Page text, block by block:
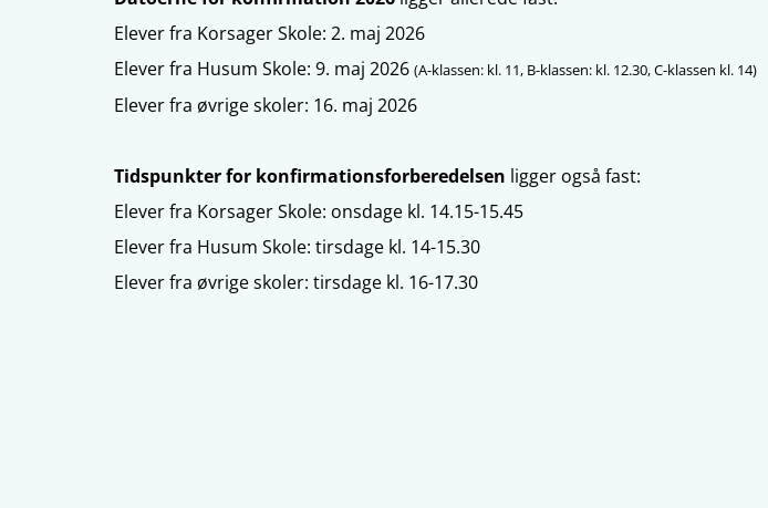
Elever fra Korsager Skole: 2. maj 2026
Elever fra Husum Skole: 9. maj 2026 (A-klassen: kl. 11, B-klassen: kl. 12.30, C-klassen kl. 14)
Elever fra øvrige skoler: 16. maj 2026
Tidspunkter for konfirmationsforberedelsen ligger også fast:
Elever fra Korsager Skole: onsdage kl. 14.15-15.45
Elever fra Husum Skole: tirsdage kl. 14-15.30
Elever fra øvrige skoler: tirsdage kl. 16-17.30